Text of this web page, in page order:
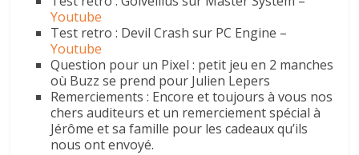
Youtube
Test retro : Devil Crash sur PC Engine –
Youtube
Question pour un Pixel : petit jeu en 2 manches
où Buzz se prend pour Julien Lepers
Remerciements : Encore et toujours à vous nos
chers auditeurs et un remerciement spécial à
Jérôme et sa famille pour les cadeaux qu’ils
nous ont envoyé.